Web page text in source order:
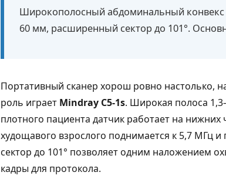
Широкополосный абдоминальный конвекс
60 мм, расширенный сектор до 101°.
Портативный сканер хорош ровно настолько,
роль играет Mindray C5-1s. Широкая полоса
плотного пациента датчик работает на нижних
худощавого взрослого поднимается к 5,7 МГц
сектор до 101° позволяет одним наложением
кадры для протокола.